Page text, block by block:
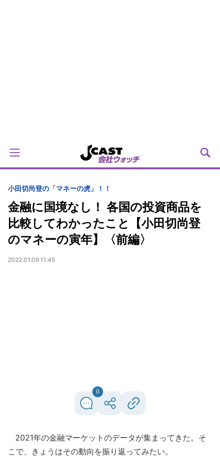
小田切尚登の「マネーの虎」！！
金融に国境なし！ 各国の投資商品を
比較してわかったこと【小田切尚登
のマネーの寅年】〈前編〉
2022.01.09 11:45
0
2021年の金融マーケットのデータが集まってきた。そ
こで、きょうはその動向を振り返ってみたい。